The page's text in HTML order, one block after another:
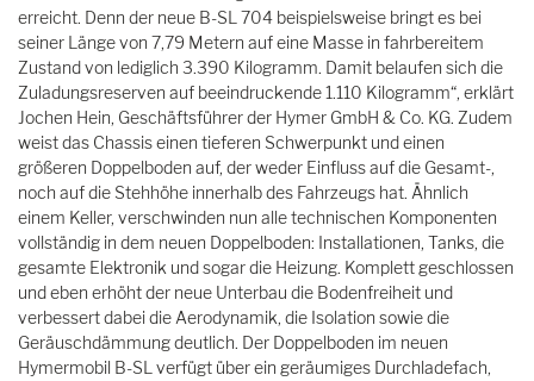
erreicht. Denn der neue B-SL 704 beispielsweise bringt es bei
seiner Länge von 7,79 Metern auf eine Masse in fahrbereitem
Zustand von lediglich 3.390 Kilogramm. Damit belaufen sich die
Zuladungsreserven auf beeindruckende 1.110 Kilogramm“, erklärt
Jochen Hein, Geschäftsführer der Hymer GmbH & Co. KG. Zudem
weist das Chassis einen tieferen Schwerpunkt und einen
größeren Doppelboden auf, der weder Einfluss auf die Gesamt-,
noch auf die Stehhöhe innerhalb des Fahrzeugs hat. Ähnlich
einem Keller, verschwinden nun alle technischen Komponenten
vollständig in dem neuen Doppelboden: Installationen, Tanks, die
gesamte Elektronik und sogar die Heizung. Komplett geschlossen
und eben erhöht der neue Unterbau die Bodenfreiheit und
verbessert dabei die Aerodynamik, die Isolation sowie die
Geräuschdämmung deutlich. Der Doppelboden im neuen
Hymermobil B-SL verfügt über ein geräumiges Durchladefach,